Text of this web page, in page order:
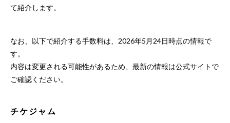
て紹介します。
なお、以下で紹介する手数料は、2026年5月24日時点の情報で
す。
内容は変更される可能性があるため、最新の情報は公式サイトで
ご確認ください。
チケジャム